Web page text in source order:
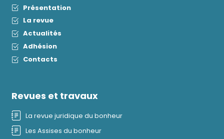
Présentation
La revue
Actualités
Adhésion
Contacts
Revues et travaux
La revue juridique du bonheur
Les Assises du bonheur